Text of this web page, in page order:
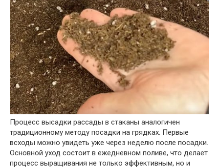
Процесс высадки рассады в стаканы аналогичен
традиционному методу посадки на грядках. Первые
всходы можно увидеть уже через неделю после посадки.
Основной уход состоит в ежедневном поливе, что делает
процесс выращивания не только эффективным, но и